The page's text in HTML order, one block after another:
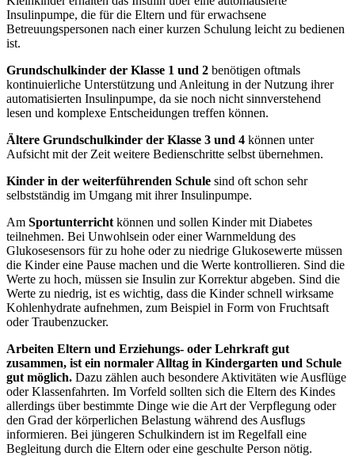
Insulinpumpe, die für die Eltern und für erwachsene
Betreuungspersonen nach einer kurzen Schulung leicht zu bedienen
ist.
Grundschulkinder der Klasse 1 und 2 benötigen oftmals
kontinuierliche Unterstützung und Anleitung in der Nutzung ihrer
automatisierten Insulinpumpe, da sie noch nicht sinnverstehend
lesen und komplexe Entscheidungen treffen können.
Ältere Grundschulkinder der Klasse 3 und 4 können unter
Aufsicht mit der Zeit weitere Bedienschritte selbst übernehmen.
Kinder in der weiterführenden Schule sind oft schon sehr
selbstständig im Umgang mit ihrer Insulinpumpe.
Am Sportunterricht können und sollen Kinder mit Diabetes
teilnehmen. Bei Unwohlsein oder einer Warnmeldung des
Glukosesensors für zu hohe oder zu niedrige Glukosewerte müssen
die Kinder eine Pause machen und die Werte kontrollieren. Sind die
Werte zu hoch, müssen sie Insulin zur Korrektur abgeben. Sind die
Werte zu niedrig, ist es wichtig, dass die Kinder schnell wirksame
Kohlenhydrate aufnehmen, zum Beispiel in Form von Fruchtsaft
oder Traubenzucker.
Arbeiten Eltern und Erziehungs- oder Lehrkraft gut
zusammen, ist ein normaler Alltag in Kindergarten und Schule
gut möglich. Dazu zählen auch besondere Aktivitäten wie Ausflüge
oder Klassenfahrten. Im Vorfeld sollten sich die Eltern des Kindes
allerdings über bestimmte Dinge wie die Art der Verpflegung oder
den Grad der körperlichen Belastung während des Ausflugs
informieren. Bei jüngeren Schulkindern ist im Regelfall eine
Begleitung durch die Eltern oder eine geschulte Person nötig.